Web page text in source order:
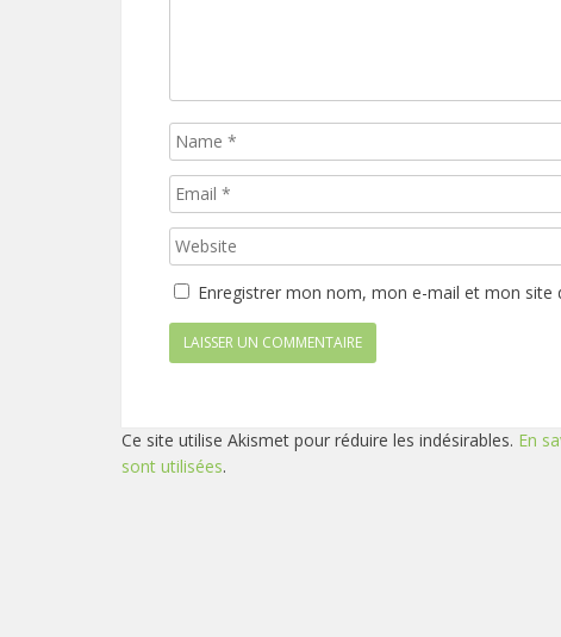
Enregistrer mon nom, mon e-mail et mon
Ce site utilise Akismet pour réduire les indésirables. En
sont utilisées.